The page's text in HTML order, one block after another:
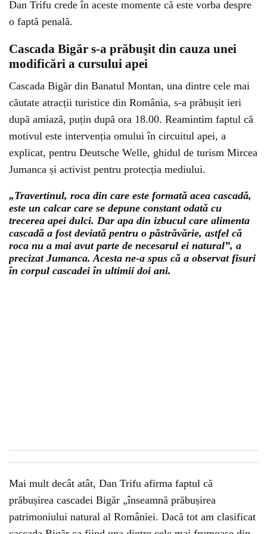
Dan Trifu crede în aceste momente că este vorba despre
o faptă penală.
Cascada Bigăr s-a prăbuşit din cauza unei
modificări a cursului apei
Cascada Bigăr din Banatul Montan, una dintre cele mai
căutate atracții turistice din România, s-a prăbușit ieri
după amiază, puțin după ora 18.00. Reamintim faptul că
motivul este intervenția omului în circuitul apei, a
explicat, pentru Deutsche Welle, ghidul de turism Mircea
Jumanca și activist pentru protecția mediului.
„Travertinul, roca din care este formată acea cascadă,
este un calcar care se depune constant odată cu
trecerea apei dulci. Dar apa din izbucul care alimenta
cascadă a fost deviată pentru o păstrăvărie, astfel că
roca nu a mai avut parte de necesarul ei natural”, a
precizat Jumanca. Acesta ne-a spus că a observat fisuri
în corpul cascadei în ultimii doi ani.
Mai mult decât atât, Dan Trifu afirma faptul că
prăbușirea cascadei Bigăr „înseamnă prăbușirea
patrimoniului natural al României. Dacă tot am clasificat